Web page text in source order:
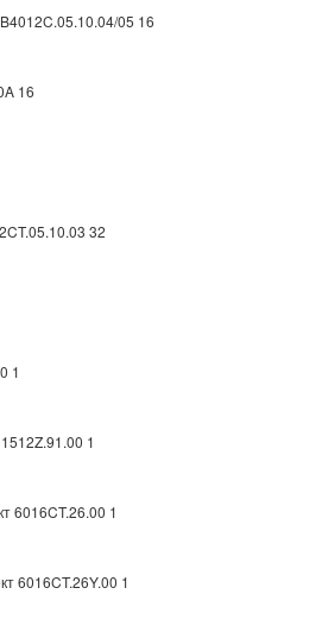
05 16
16
32
1
1
6016CT.26.00 1
6016CT.26Y.00 1